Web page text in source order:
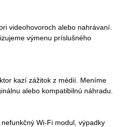
videohovoroch alebo nahrávaní.
výmenu príslušného
kazí zážitok z médií. Meníme
alebo kompatibilnú náhradu.
Wi-Fi modul, výpadky